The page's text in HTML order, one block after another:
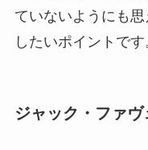
ていないようにも
したいポイントです
ジャック・ファ